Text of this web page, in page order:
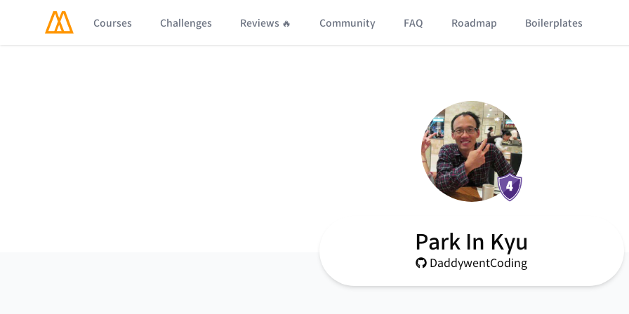
Courses Challenges Reviews 🔥 Community FAQ Roadmap Boilerplates
Park In Kyu
DaddywentCoding